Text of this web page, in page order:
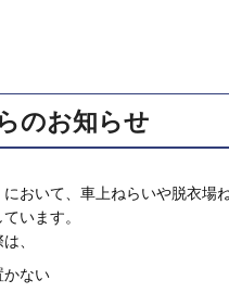
のお知らせ
おいて、車上ねらいや脱衣場
います。
、
かない